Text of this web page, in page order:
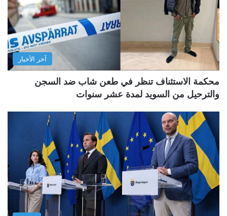
آخر الأخبار
محكمة الاستئناف تنظر في طعن شاب ضد السجن
والترحيل من السويد لمدة عشر سنوات